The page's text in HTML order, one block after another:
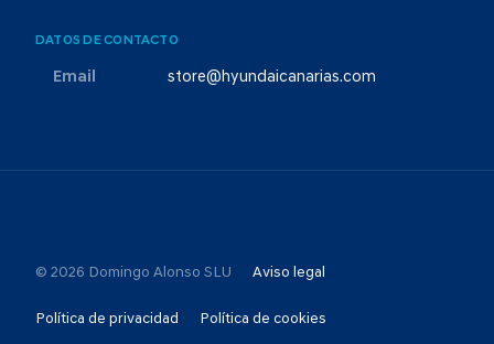
DATOS DE CONTACTO
Email store@hyundaicanarias.com
© 2026 Domingo Alonso SLU Aviso legal
Política de privacidad Política de cookies